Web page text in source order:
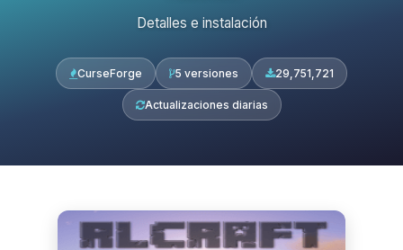
Detalles e instalación
CurseForge 5 versiones 29,751,721
Actualizaciones diarias